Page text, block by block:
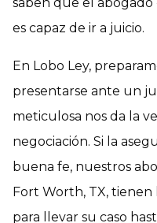
es capaz de ir a juicio.
En Lobo Ley,
presentarse ante un
meticulosa nos da la
negociación. Si la
buena fe, nuestros
Fort Worth, TX, tienen
para llevar su caso